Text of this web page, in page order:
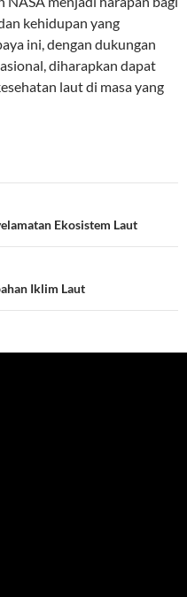
kehidupan yang
ini, dengan dukungan
diharapkan dapat
laut di masa yang
Ekosistem Laut
Iklim Laut